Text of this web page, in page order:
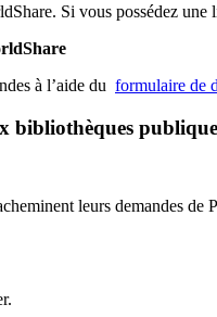
Si vous possédez
à l’aide du formulaire de
bibliothèques
leurs demandes